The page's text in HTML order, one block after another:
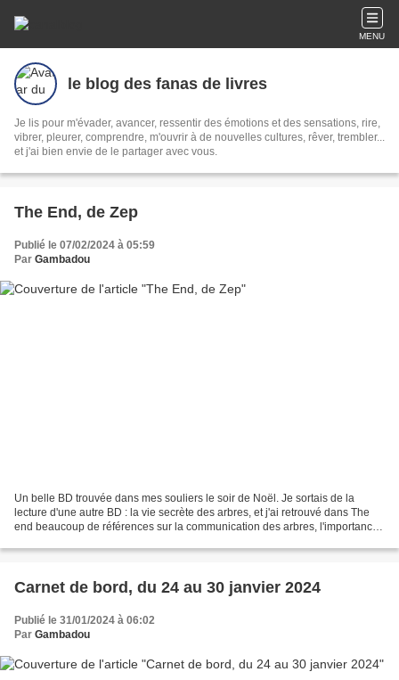
MENU
le blog des fanas de livres
Je lis pour m'évader, avancer, ressentir des émotions et des sensations, rire,
vibrer, pleurer, comprendre, m'ouvrir à de nouvelles cultures, rêver, trembler...
et j'ai bien envie de le partager avec vous.
The End, de Zep
Publié le 07/02/2024 à 05:59
Par Gambadou
Un belle BD trouvée dans mes souliers le soir de Noël. Je sortais de la
lecture d'une autre BD : la vie secrète des arbres, et j'ai retrouvé dans The
end beaucoup de références sur la communication des arbres, l'importance
Carnet de bord, du 24 au 30 janvier 2024
Publié le 31/01/2024 à 06:02
Par Gambadou